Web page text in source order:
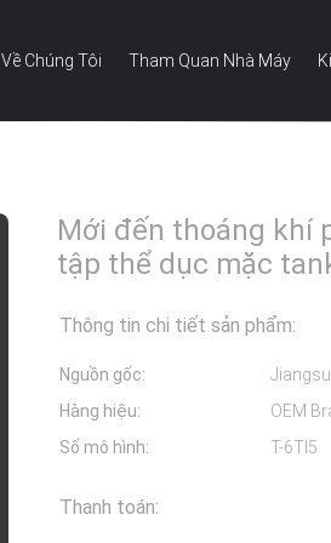
Về Chúng Tôi Tham Quan Nhà Máy
Mới đến thoáng khí
tập thể dục mặc
Thông tin chi tiết sản phẩm:
Nguồn gốc:
Hàng hiệu:
OEM
Số mô hình:
T-6TI5
Thanh toán: